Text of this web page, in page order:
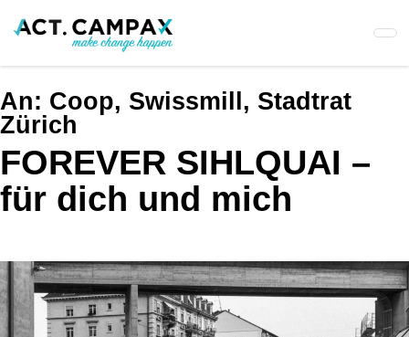
An: Coop, Swissmill, Stadtrat
Zürich
FOREVER SIHLQUAI –
für dich und mich